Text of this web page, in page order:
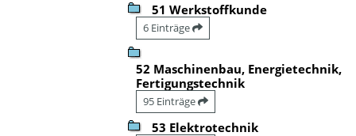
51 Werkstoffkunde
6 Einträge
52 Maschinenbau, Energietechnik,
Fertigungstechnik
95 Einträge
53 Elektrotechnik